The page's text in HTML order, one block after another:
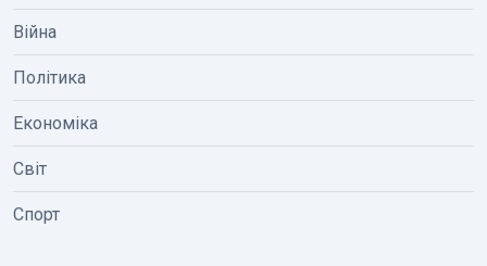
Війна
Політика
Економіка
Світ
Спорт